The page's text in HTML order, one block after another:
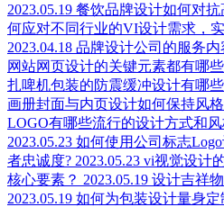
2023.05.19 餐饮品牌设计如何对抗
何应对不同行业的VI设计需求，
2023.04.18 品牌设计公司的服务内
网站网页设计的关键元素都有哪些
扎啤机包装的防震缓冲设计有哪
画册封面与内页设计如何保持风
LOGO有哪些流行的设计方式和
2023.05.23 如何使用公司标志
者忠诚度? 2023.05.23 vi视觉设计
核心要素？ 2023.05.19 设计吉祥
2023.05.19 如何为包装设计量身定